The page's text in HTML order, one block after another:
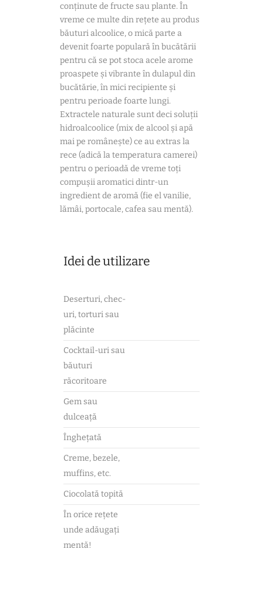
conținute de fructe sau plante. În
vreme ce multe din rețete au produs
băuturi alcoolice, o mică parte a
devenit foarte populară în bucătării
pentru că se pot stoca acele arome
proaspete și vibrante în dulapul din
bucătărie, în mici recipiente și
pentru perioade foarte lungi.
Extractele naturale sunt deci soluții
hidroalcoolice (mix de alcool și apă
mai pe românește) ce au extras la
rece (adică la temperatura camerei)
pentru o perioadă de vreme toți
compușii aromatici dintr-un
ingredient de aromă (fie el vanilie,
lămâi, portocale, cafea sau mentă).
Idei de utilizare
Deserturi, chec-
uri, torturi sau
plăcinte
Cocktail-uri sau
băuturi
răcoritoare
Gem sau
dulceață
Înghețată
Creme, bezele,
muffins, etc.
Ciocolată topită
În orice rețete
unde adăugați
mentă!